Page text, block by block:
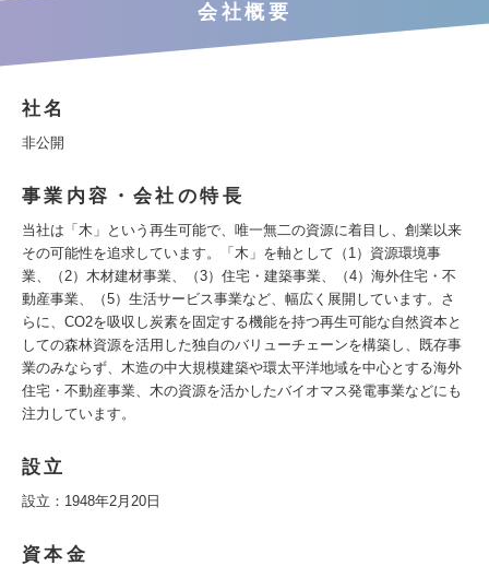
会社概要
社名
非公開
事業内容・会社の特長
当社は「木」という再生可能で、唯一無二の資源に着目し、創業以来
その可能性を追求しています。「木」を軸として（1）資源環境事
業、（2）木材建材事業、（3）住宅・建築事業、（4）海外住宅・不
動産事業、（5）生活サービス事業など、幅広く展開しています。さ
らに、CO2を吸収し炭素を固定する機能を持つ再生可能な自然資本と
しての森林資源を活用した独自のバリューチェーンを構築し、既存事
業のみならず、木造の中大規模建築や環太平洋地域を中心とする海外
住宅・不動産事業、木の資源を活かしたバイオマス発電事業などにも
注力しています。
設立
設立：1948年2月20日
資本金